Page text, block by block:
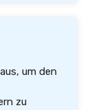
ist.
um den
zu